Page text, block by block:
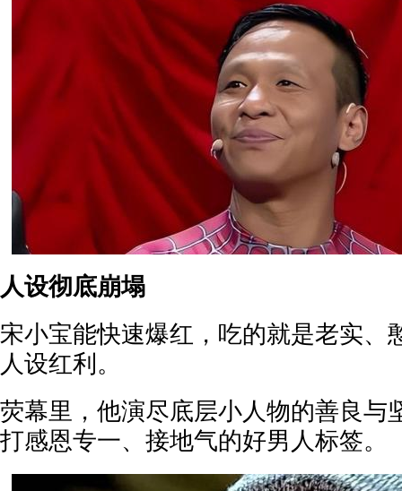
人设彻底崩塌
宋小宝能快速爆红，吃的就是老实、
人设红利。
荧幕里，他演尽底层小人物的善良与
打感恩专一、接地气的好男人标签。